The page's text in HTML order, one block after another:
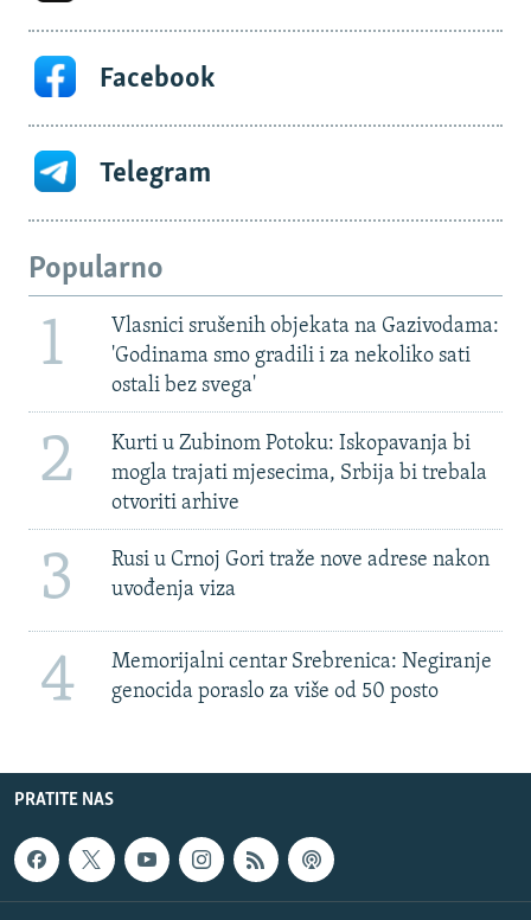
Facebook
Telegram
Popularno
1
Vlasnici srušenih objekata na Gazivodama:
'Godinama smo gradili i za nekoliko sati
ostali bez svega'
2
Kurti u Zubinom Potoku: Iskopavanja bi
mogla trajati mjesecima, Srbija bi trebala
otvoriti arhive
3
Rusi u Crnoj Gori traže nove adrese nakon
uvođenja viza
4
Memorijalni centar Srebrenica: Negiranje
genocida poraslo za više od 50 posto
PRATITE NAS